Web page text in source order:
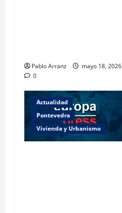
Pablo Arranz
mayo 18, 2026
0
Actualidad
Pontevedra
Vivienda y Urbanismo